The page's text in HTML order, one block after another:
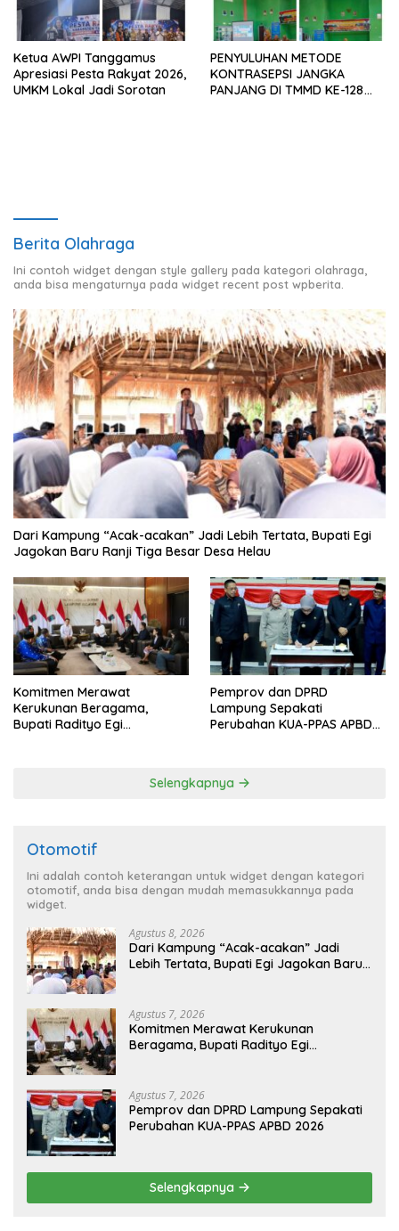
Ketua AWPI Tanggamus
Apresiasi Pesta Rakyat 2026,
UMKM Lokal Jadi Sorotan
PENYULUHAN METODE
KONTRASEPSI JANGKA
PANJANG DI TMMD KE-128
Berita Olahraga
Ini contoh widget dengan style gallery pada kategori olahraga,
anda bisa mengaturnya pada widget recent post wpberita.
Dari Kampung “Acak-acakan” Jadi Lebih Tertata, Bupati Egi
Jagokan Baru Ranji Tiga Besar Desa Helau
Komitmen Merawat
Kerukunan Beragama,
Bupati Radityo Egi
Pemprov dan DPRD
Lampung Sepakati
Perubahan KUA-PPAS APBD
Selengkapnya
Otomotif
Ini adalah contoh keterangan untuk widget dengan kategori
otomotif, anda bisa dengan mudah memasukkannya pada
widget.
Agustus 8, 2026
Dari Kampung “Acak-acakan” Jadi
Lebih Tertata, Bupati Egi Jagokan Baru
Agustus 7, 2026
Komitmen Merawat Kerukunan
Beragama, Bupati Radityo Egi
Agustus 7, 2026
Pemprov dan DPRD Lampung Sepakati
Perubahan KUA-PPAS APBD 2026
Selengkapnya